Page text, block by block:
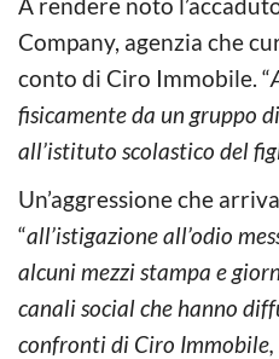
Company, agenzia che
conto di Ciro Immobile. “
fisicamente da un gruppo
all’istituto scolastico del
Un’aggressione che
“all’istigazione all’odio
alcuni mezzi stampa e
canali social che hanno
confronti di Ciro